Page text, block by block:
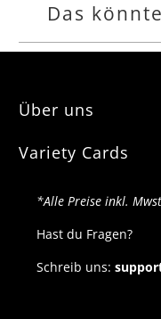
Das
Über uns
Variety Cards
*Alle Preise inkl.
Hast du Fragen?
Schreib uns: